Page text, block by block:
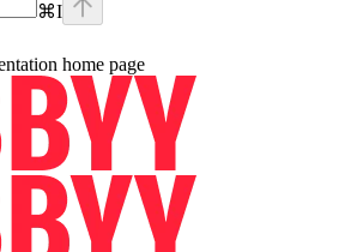
⌘I
home page